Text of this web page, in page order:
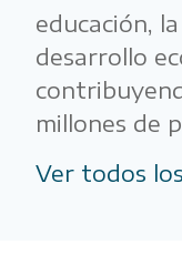
educación,
desarrollo
millones de
Ver todos